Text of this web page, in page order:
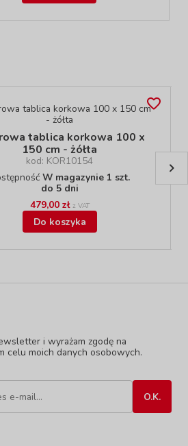
tablica korkowa 100 x
150 cm - żółta
kod: KOR10154
W magazynie 1 szt.
do 5 dni
479,00 zł z VAT
Do koszyka
i wyrażam zgodę na
celu moich danych osobowych.